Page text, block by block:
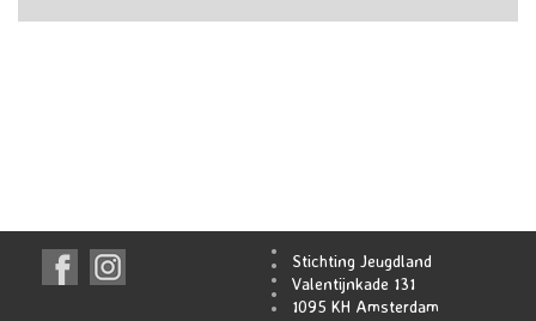
Stichting Jeugdland
Valentijnkade 131
1095 KH Amsterdam